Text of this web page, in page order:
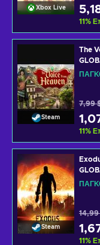
Xbox Live
11%
Steam
The
7,99
11%
Steam
14,99
11%